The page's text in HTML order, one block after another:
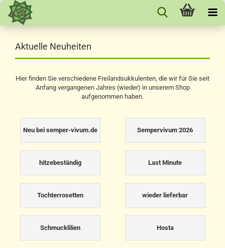
Aktuelle Neuheiten
Hier finden Sie verschiedene Freilandsukkulenten, die wir für Sie seit
Anfang vergangenen Jahres (wieder) in unserem Shop
aufgenommen haben.
Neu bei semper-vivum.de Sempervivum 2026
hitzebeständig Last Minute
Tochterrosetten wieder lieferbar
Schmucklilien Hosta